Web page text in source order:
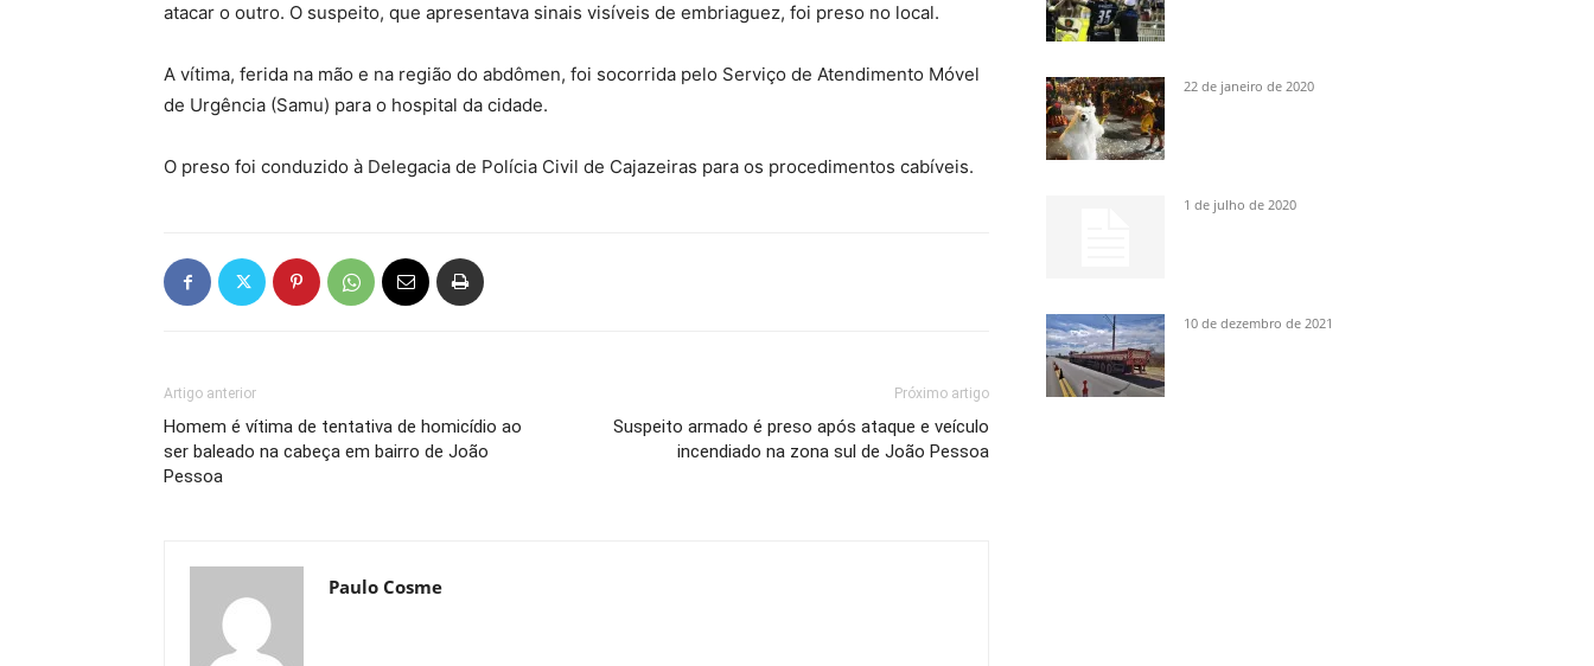
atacar o outro. O suspeito, que apresentava sinais visíveis de embriaguez, foi preso no local.
A vítima, ferida na mão e na região do abdômen, foi socorrida pelo Serviço de Atendimento Móvel
de Urgência (Samu) para o hospital da cidade.
O preso foi conduzido à Delegacia de Polícia Civil de Cajazeiras para os procedimentos cabíveis.
Artigo anterior
Homem é vítima de tentativa de homicídio ao
ser baleado na cabeça em bairro de João
Pessoa
Próximo artigo
Suspeito armado é preso após ataque e veículo
incendiado na zona sul de João Pessoa
Paulo Cosme
22 de janeiro de 2020
1 de julho de 2020
10 de dezembro de 2021